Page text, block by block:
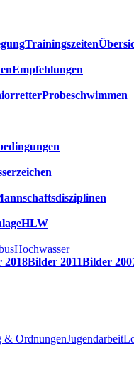
Trainingszeiten
Empfehlungen
Probeschwimmen
HLW
Hochwasser
2018Bilder 2011Bilder
& OrdnungenJugendarbeit